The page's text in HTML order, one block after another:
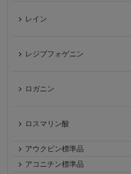
レイン
レジブフォゲニン
ロガニン
ロスマリン酸
アウクビン標準品
アコニチン標準品